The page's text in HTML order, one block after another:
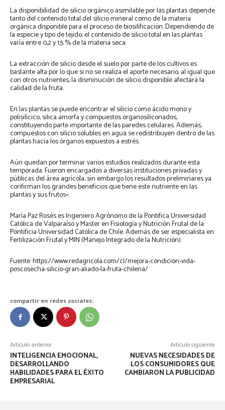
La disponibilidad de silicio orgánico asimilable por las plantas depende
tanto del contenido total del silicio mineral como de la materia
orgánica disponible para el proceso de biosilificación. Dependiendo de
la especie y tipo de tejido, el contenido de silicio total en las plantas
varía entre 0,2 y 1,5 % de la materia seca.
La extracción de silicio desde el suelo por parte de los cultivos es
bastante alta por lo que si no se realiza el aporte necesario, al igual que
con otros nutrientes, la disminución de silicio disponible afectará la
calidad de la fruta.
En las plantas se puede encontrar el silicio como ácido mono y
polisilícico, silica amorfa y compuestos organosiliconados,
constituyendo parte importante de las paredes celulares. Además,
compuestos con silicio solubles en agua se redistribuyen dentro de las
plantas hacia los órganos expuestos a estrés.
Aún quedan por terminar varios estudios realizados durante esta
temporada. Fueron encargados a diversas instituciones privadas y
públicas del área agrícola, sin embargo los resultados preliminares ya
confirman los grandes beneficios que tiene este nutriente en las
plantas y sus frutos».
María Paz Rosés es Ingeniero Agrónomo de la Pontifica Universidad
Católica de Valparaíso y Master en Fisiología y Nutrición Frutal de la
Pontificia Universidad Católica de Chile. Además de ser especialista en
Fertilización Frutal y MIN (Manejo Integrado de la Nutrición).
Fuente: https://www.redagricola.com/cl/mejora-condicion-vida-
poscosecha-silicio-gran-aliado-la-fruta-chilena/
compartir en redes sociales:
Artículo anterior
INTELIGENCIA EMOCIONAL,
DESARROLLANDO
HABILIDADES PARA EL ÉXITO
EMPRESARIAL
Artículo siguiente
NUEVAS NECESIDADES DE
LOS CONSUMIDORES QUE
CAMBIARON LA PUBLICIDAD